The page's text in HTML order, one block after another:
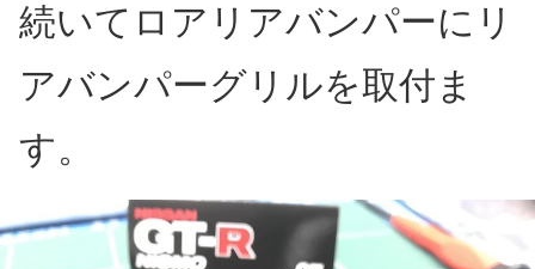
続いてロアリアバンパーにリ
アバンパーグリルを取付ま
す。